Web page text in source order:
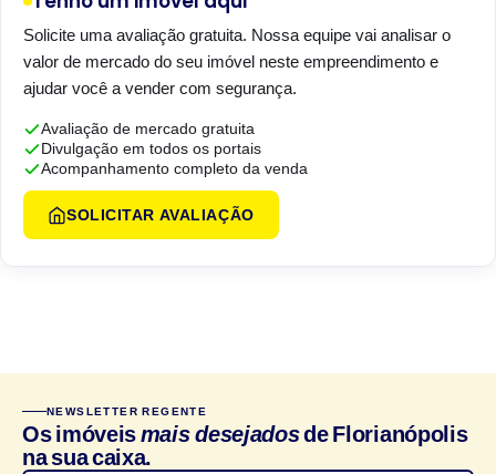
Solicite uma avaliação gratuita. Nossa equipe vai analisar o
valor de mercado do seu imóvel neste empreendimento e
ajudar você a vender com segurança.
Avaliação de mercado gratuita
Divulgação em todos os portais
Acompanhamento completo da venda
SOLICITAR AVALIAÇÃO
NEWSLETTER REGENTE
Os imóveismais desejadosde Florianópolis
na sua caixa.